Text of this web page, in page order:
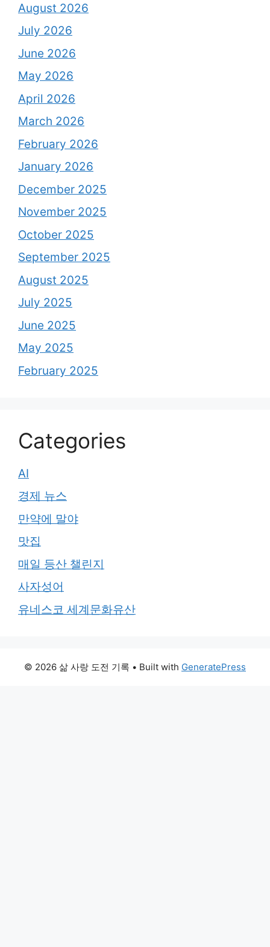
August 2026
July 2026
June 2026
May 2026
April 2026
March 2026
February 2026
January 2026
December 2025
November 2025
October 2025
September 2025
August 2025
July 2025
June 2025
May 2025
February 2025
Categories
AI
경제 뉴스
만약에 말야
맛집
매일 등산 챌린지
사자성어
유네스코 세계문화유산
© 2026 삶 사랑 도전 기록 • Built with GeneratePress